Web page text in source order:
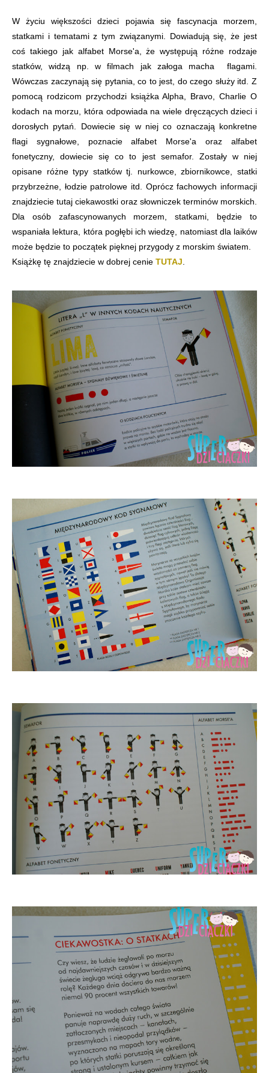
W życiu większości dzieci pojawia się fascynacja morzem,
statkami i tematami z tym związanymi. Dowiadują się, że jest
coś takiego jak alfabet Morse'a, że występują różne rodzaje
statków, widzą np. w filmach jak załoga macha flagami.
Wówczas zaczynają się pytania, co to jest, do czego służy itd. Z
pomocą rodzicom przychodzi książka Alpha, Bravo, Charlie O
kodach na morzu, która odpowiada na wiele dręczących dzieci i
dorosłych pytań. Dowiecie się w niej co oznaczają konkretne
flagi sygnałowe, poznacie alfabet Morse'a oraz alfabet
fonetyczny, dowiecie się co to jest semafor. Zostały w niej
opisane różne typy statków tj. nurkowce, zbiornikowce, statki
przybrzeżne, łodzie patrolowe itd. Oprócz fachowych informacji
znajdziecie tutaj ciekawostki oraz słowniczek terminów morskich.
Dla osób zafascynowanych morzem, statkami, będzie to
wspaniała lektura, która pogłębi ich wiedzę, natomiast dla laików
może będzie to początek pięknej przygody z morskim światem.
Książkę tę znajdziecie w dobrej cenie TUTAJ